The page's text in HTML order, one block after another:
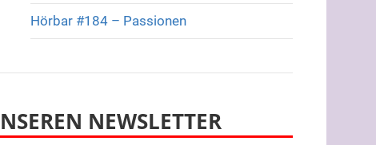
Hörbar #184 – Passionen
NEWSLETTER